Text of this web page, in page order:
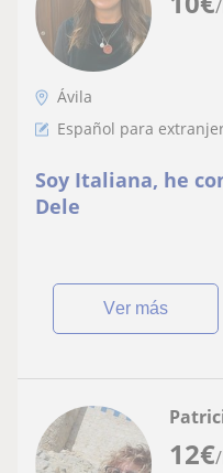
Ávila
Español para
Soy Italiana, he
Dele
ver más
12€